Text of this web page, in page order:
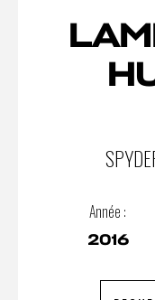
Année :
2016